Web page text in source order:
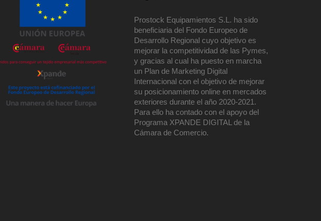
Prostock Equipamientos S.L. ha sido
beneficiaria del Fondo Europeo de
Desarrollo Regional cuyo objetivo es
mejorar la competitividad de las Pymes,
y gracias al cual ha puesto en marcha
un Plan de Marketing Digital
Internacional con el objetivo de mejorar
su posicionamiento online en mercados
exteriores durante el año 2020-2021.
Para ello ha contado con el apoyo del
Programa XPANDE DIGITAL de la
Cámara de Comercio.